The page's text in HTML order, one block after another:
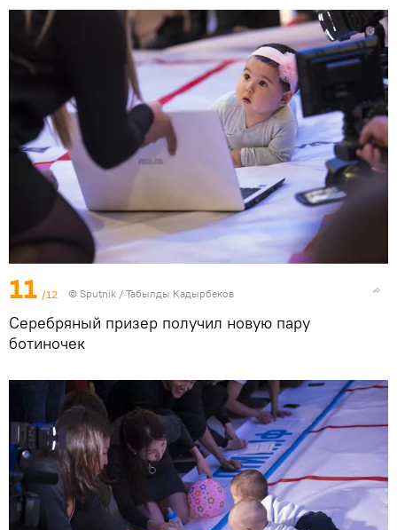
11 /12 © Sputnik / Табылды Кадырбеков
Серебряный призер получил новую пару
ботиночек